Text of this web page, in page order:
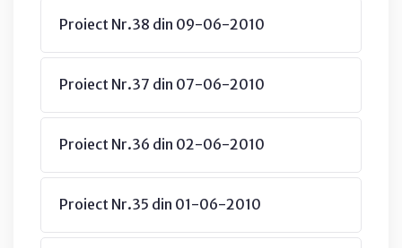
Proiect Nr.38 din 09-06-2010
Proiect Nr.37 din 07-06-2010
Proiect Nr.36 din 02-06-2010
Proiect Nr.35 din 01-06-2010